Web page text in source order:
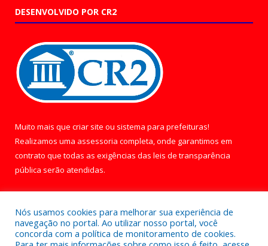
DESENVOLVIDO POR CR2
Muito mais que criar site ou sistema para prefeituras!
Realizamos uma assessoria completa, onde garantimos em
contrato que todas as exigências das leis de transparência
pública serão atendidas.
Nós usamos cookies para melhorar sua experiência de
navegação no portal. Ao utilizar nosso portal, você
concorda com a política de monitoramento de cookies.